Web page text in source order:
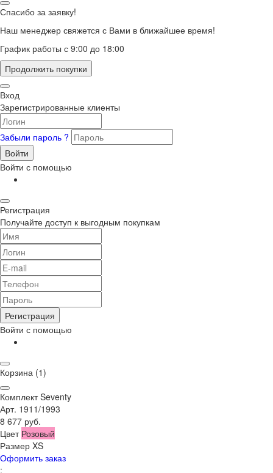
Спасибо за заявку!
Наш менеджер свяжется с Вами в ближайшее время!
График работы с 9:00 до 18:00
Продолжить покупки
Вход
Зарегистрированные клиенты
Забыли пароль ?
Войти
Войти с помощью
Регистрация
Получайте доступ к выгодным покупкам
Регистрация
Войти с помощью
Корзина (1)
Комплект Seventy
Арт. 1911/1993
8 677 руб.
Цвет Розовый
Размер XS
Оформить заказ
;